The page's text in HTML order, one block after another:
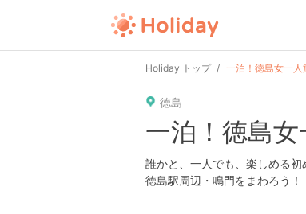
Holiday トップ 一泊！徳島女一人
徳島
user
一泊！徳島女
誰かと、一人でも、楽しめる初
徳島駅周辺・鳴門をまわろう！